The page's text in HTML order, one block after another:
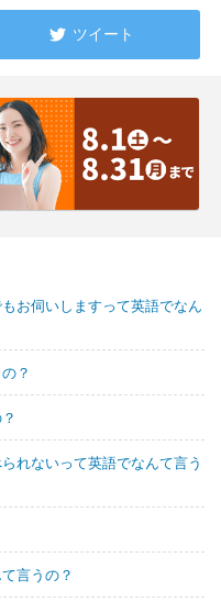
ツイート
お伺いしますって英語でなん
？
れないって英語でなんて言う
言うの？